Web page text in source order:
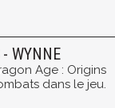
- WYNNE
Age : Origins
dans le jeu.